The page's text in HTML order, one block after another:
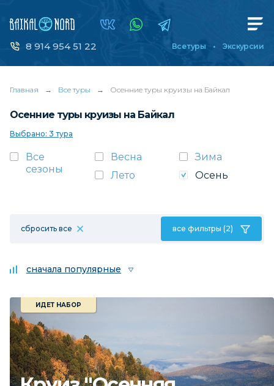
8 914 954 51 22 Все туры Экскурсии
Главная → Все туры → Осенние туры круизы на Байкал
Осенние туры круизы на Байкал
Выбрано: 3 тура
Все
сезоны
Весна
Зима
Лето
Осень
сбросить все все фильтры (2)
сначала популярные
ИДЕТ НАБОР